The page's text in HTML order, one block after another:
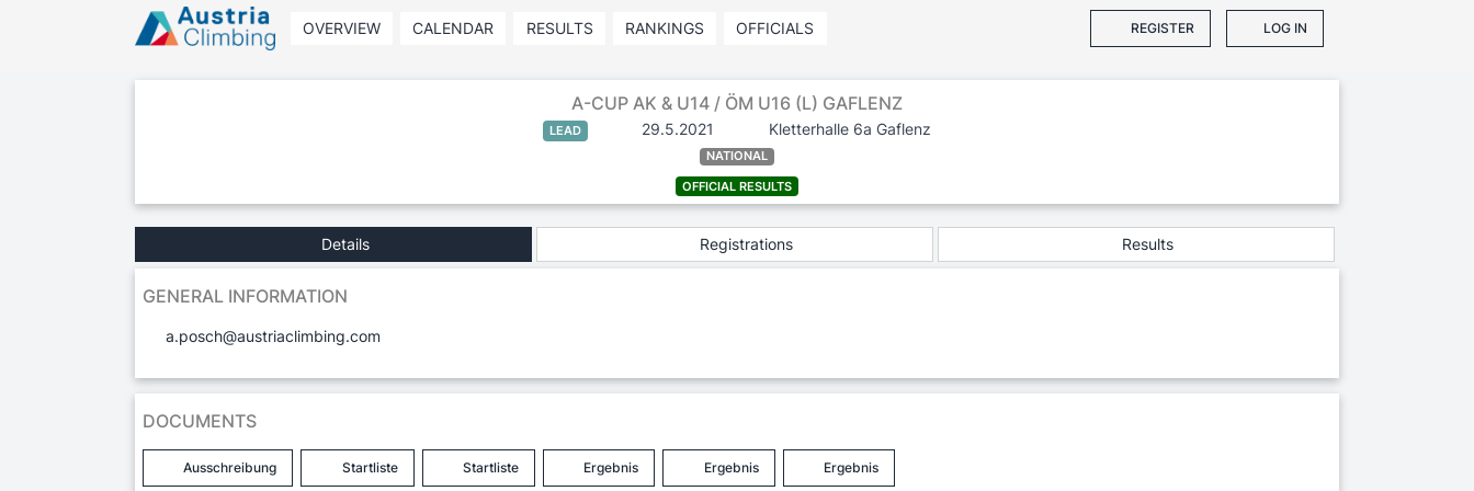
OVERVIEW CALENDAR RESULTS RANKINGS OFFICIALS REGISTER LOG IN
A-CUP AK & U14 / ÖM U16 (L) GAFLENZ
LEAD 29.5.2021 Kletterhalle 6a Gaflenz
NATIONAL
OFFICIAL RESULTS
Details Registrations Results
GENERAL INFORMATION
a.posch@austriaclimbing.com
DOCUMENTS
Ausschreibung Startliste Startliste Ergebnis Ergebnis Ergebnis